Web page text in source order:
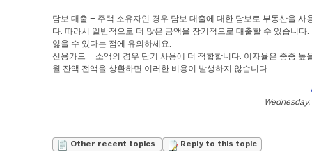
담보 대출 – 주택 소유자인 경우 담보 대출에 대한 담보로 부동산을 사
다. 따라서 일반적으로 더 많은 금액을 장기적으로 대출할 수 있습니다.
잃을 수 있다는 점에 유의하세요.
신용카드 – 소액의 경우 단기 사용에 더 적합합니다. 이자율은 종종 높
월 잔액 전액을 상환하면 이러한 비용이 발생하지 않습니다.
Other recent topics Reply to this topic